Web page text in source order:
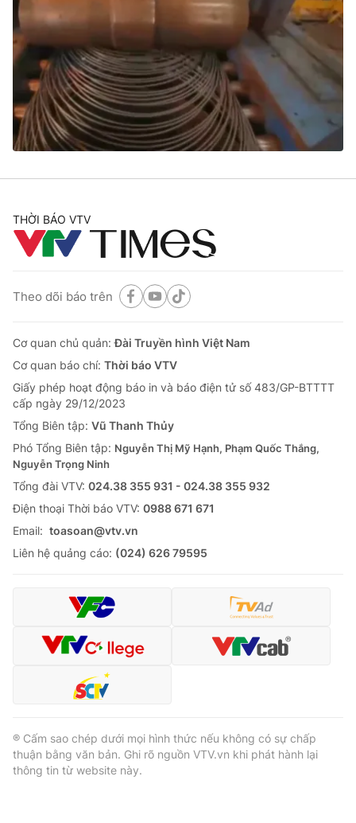
VTV Money VTV Thể thao
VTV Sức khoẻ Bất động sản
Thị trường 24h Tấm lòng Việt
VTV9
Liên hệ tòa soạn English
THỜI BÁO VTV
Theo dõi báo trên
Cơ quan chủ quản:
Cơ quan báo chí:Thời báo VTV
Giấy phép hoạt động báo in và báo điện tử số 483/GP-BTTTT
cấp ngày 29/12/2023
Tổng Biên tập:
Vũ Thanh Thủy
Tổng đài VTV: 024.38 355 931 - 024.38 355 932
toasoan@vtv.vn
Liên hệ quảng cáo:
THỜI BÁO VTV
Theo dõi báo trên
Cơ quan chủ quản:Đài Truyền hình Việt Nam
Cơ quan báo chí: Thời báo VTV
Giấy phép hoạt động báo in và báo điện tử số 483/GP-BTTTT
cấp ngày 29/12/2023
Tổng Biên tập: Vũ Thanh Thủy
Phó Tổng Biên tập: Nguyễn Thị Mỹ Hạnh, Phạm Quốc Thắng,
Nguyễn Trọng Ninh
Tổng đài VTV: 024.38 355 931 - 024.38 355 932
Ðiện thoại Thời báo VTV: 0988 671 671
Email: toasoan@vtv.vn
Liên hệ quảng cáo: (024) 626 79595
® Cấm sao chép dưới mọi hình thức nếu không có sự chấp
thuận bằng văn bản. Ghi rõ nguồn VTV.vn khi phát hành lại
thông tin từ website này.